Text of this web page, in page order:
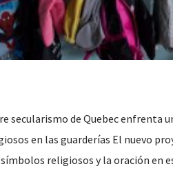
secularismo de Quebec enfrenta
en las guarderías El nuevo
religiosos y la oración en